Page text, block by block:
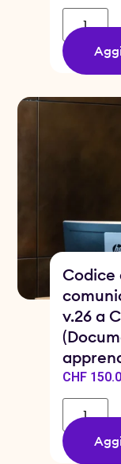
Codice
v.26 a
CHF